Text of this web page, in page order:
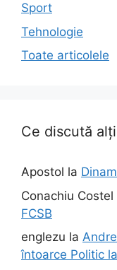
Sport
Tehnologie
Toate articolele
Ce discută
Apostol la
Conachiu Costel
FCSB
englezu la
întoarce Politic